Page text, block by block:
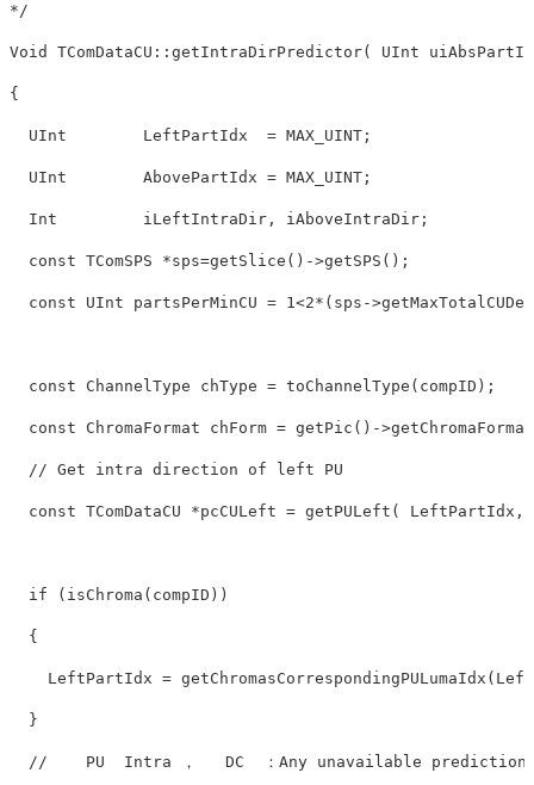
*/
Void TComDataCU::getIntraDirPredictor( UInt uiAbsPartIdx,
{
  UInt        LeftPartIdx  = MAX_UINT;
  UInt        AbovePartIdx = MAX_UINT;
  Int         iLeftIntraDir, iAboveIntraDir;
const TComSPS *sps=getSlice()->getSPS();
const UInt partsPerMinCU = 1<2*(sps-
const ChannelType chType = toChannelType(compID);
const ChromaFormat chForm = getPic()-
// Get intra direction of left PU
const TComDataCU *pcCULeft = getPULeft(
if (isChroma(compID))
  {
LeftPartIdx =
  }
//    PU  Intra ，   DC  ：Any unavailable prediction